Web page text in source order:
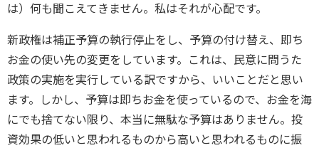
は）何も聞こえてきません。私はそれが心配です。
新政権は補正予算の執行停止をし、予算の付け替え、即ち
お金の使い先の変更をしています。これは、民意に問うた
政策の実施を実行している訳ですから、いいことだと思い
ます。しかし、予算は即ちお金を使っているので、お金を海
にでも捨てない限り、本当に無駄な予算はありません。投
資効果の低いと思われるものから高いと思われるものに振